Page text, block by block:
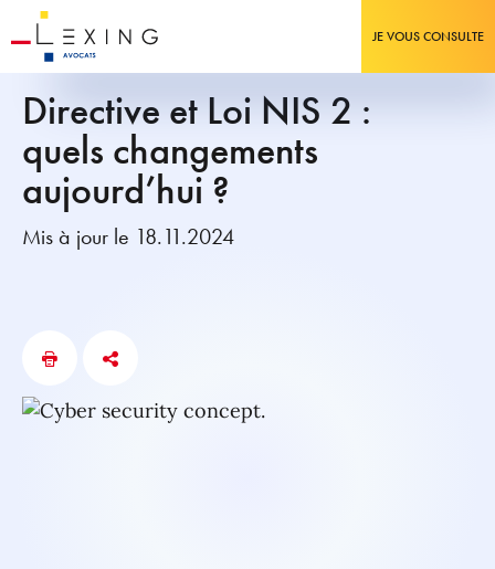
JE VOUS CONSULTE
Directive et Loi NIS 2 :
quels changements
aujourd’hui ?
Mis à jour le 18.11.2024